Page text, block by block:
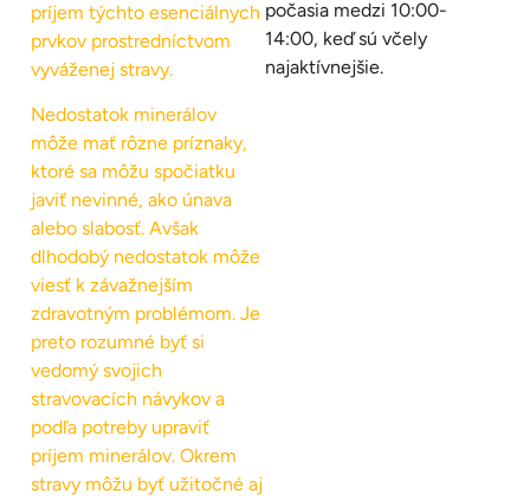
príjem týchto esenciálnych
prvkov prostredníctvom
vyváženej stravy.
Nedostatok minerálov
môže mať rôzne príznaky,
ktoré sa môžu spočiatku
javiť nevinné, ako únava
alebo slabosť. Avšak
dlhodobý nedostatok môže
viesť k závažnejším
zdravotným problémom. Je
preto rozumné byť si
vedomý svojich
stravovacích návykov a
podľa potreby upraviť
príjem minerálov. Okrem
stravy môžu byť užitočné aj
počasia medzi 10:00-
14:00, keď sú včely
najaktívnejšie.